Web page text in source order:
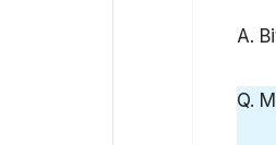
A.
Q.